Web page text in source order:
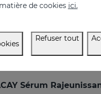
Sérum
de cookies ici.
Refuser tout